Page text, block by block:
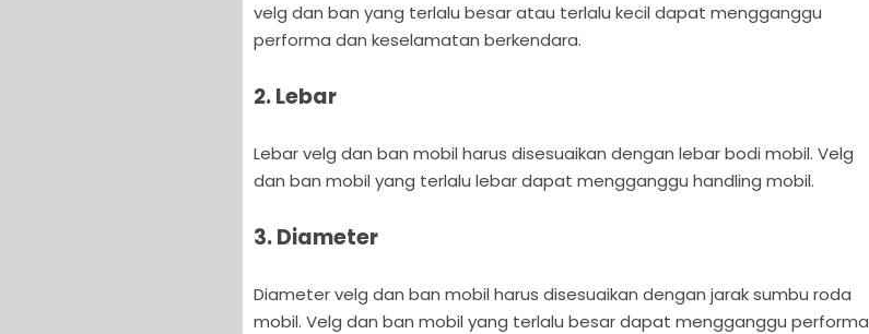
velg dan ban yang terlalu besar atau terlalu kecil dapat mengganggu
performa dan keselamatan berkendara.
2. Lebar
Lebar velg dan ban mobil harus disesuaikan dengan lebar bodi mobil. Velg
dan ban mobil yang terlalu lebar dapat mengganggu handling mobil.
3. Diameter
Diameter velg dan ban mobil harus disesuaikan dengan jarak sumbu roda
mobil. Velg dan ban mobil yang terlalu besar dapat mengganggu performa